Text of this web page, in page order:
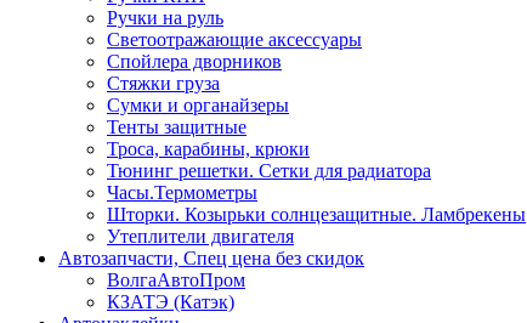
Ручки на руль
Светоотражающие аксессуары
Спойлера дворников
Стяжки груза
Сумки и органайзеры
Тенты защитные
Троса, карабины, крюки
Тюнинг решетки. Сетки для радиатора
Часы.Термометры
Шторки. Козырьки солнцезащитные. Ламбрекены
Утеплители двигателя
Автозапчасти, Спец цена без скидок
ВолгаАвтоПром
КЗАТЭ (Катэк)